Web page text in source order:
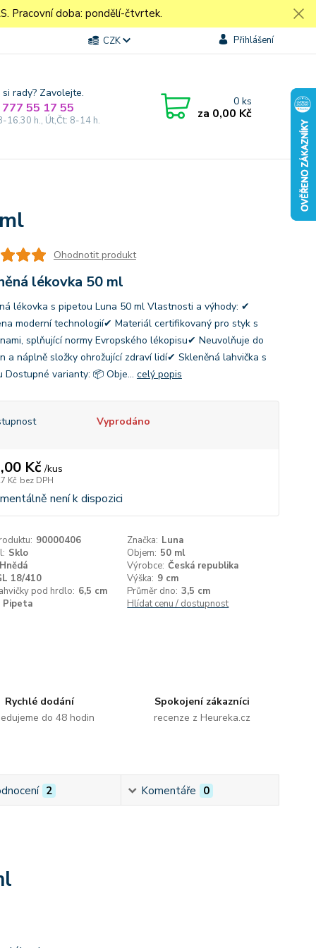
Pracovní doba: pondělí-čtvrtek.
CZK Přihlášení
rady? Zavolejte.
55 17 55
16.30 h., Út,Čt: 8-14 h.
0ks
za 0,00 Kč
Ohodnotit produkt
lékovka 50 ml
lékovka s pipetou Luna 50 ml Vlastnosti a výhody: ✔
moderní technologií✔ Materiál certifikovaný pro styk s
splňující normy Evropského lékopisu✔ Neuvolňuje do
a náplně složky ohrožující zdraví lidí✔ Skleněná lahvička s
Dostupné varianty: 📦 Obje... celý popis
Vyprodáno
Kč /kus
Kč bez DPH
není k dispozici
90000406 Značka: Luna
Sklo Objem: 50 ml
Výrobce: Česká republika
18/410
Výška: 9 cm
pod hrdlo: 6,5 cm Průměr dno: 3,5 cm
Pipeta
Hlídat cenu / dostupnost
Rychlé dodání
do 48 hodin
Spokojení zákazníci
recenze z Heureka.cz
2 Komentáře 0